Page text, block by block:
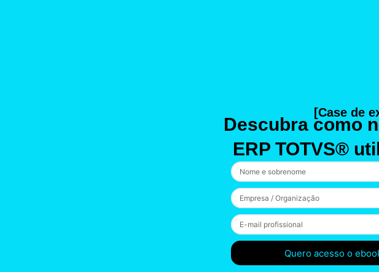
[Case de
Descubra como
ERP TOTVS®
Quero acesso o